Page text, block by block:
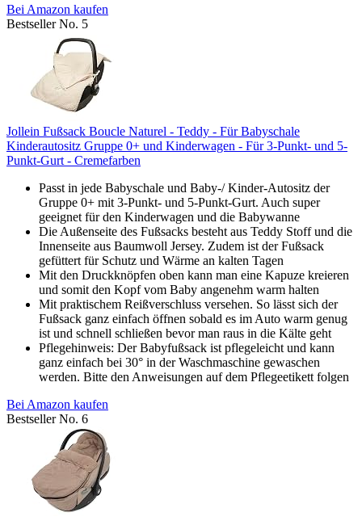
Bei Amazon kaufen
Bestseller No. 5
Jollein Fußsack Boucle Naturel - Teddy - Für Babyschale
Kinderautositz Gruppe 0+ und Kinderwagen - Für 3-Punkt- und 5-
Punkt-Gurt - Cremefarben
Passt in jede Babyschale und Baby-/ Kinder-Autositz der
Gruppe 0+ mit 3-Punkt- und 5-Punkt-Gurt. Auch super
geeignet für den Kinderwagen und die Babywanne
Die Außenseite des Fußsacks besteht aus Teddy Stoff und die
Innenseite aus Baumwoll Jersey. Zudem ist der Fußsack
gefüttert für Schutz und Wärme an kalten Tagen
Mit den Druckknöpfen oben kann man eine Kapuze kreieren
und somit den Kopf vom Baby angenehm warm halten
Mit praktischem Reißverschluss versehen. So lässt sich der
Fußsack ganz einfach öffnen sobald es im Auto warm genug
ist und schnell schließen bevor man raus in die Kälte geht
Pflegehinweis: Der Babyfußsack ist pflegeleicht und kann
ganz einfach bei 30° in der Waschmaschine gewaschen
werden. Bitte den Anweisungen auf dem Pflegeetikett folgen
Bei Amazon kaufen
Bestseller No. 6